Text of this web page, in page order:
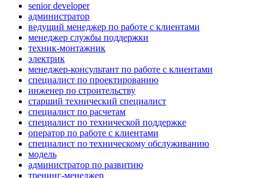
senior developer
администратор
ведущий менеджер по работе с клиентами
менеджер службы поддержки
техник-монтажник
электрик
менеджер-консультант по работе с клиентами
специалист по проектированию
инженер по строительству
старший технический специалист
специалист по расчетам
специалист по технической поддержке
оператор по работе с клиентами
специалист по техническому обслуживанию
модель
администратор по развитию
тренинг-менеджер